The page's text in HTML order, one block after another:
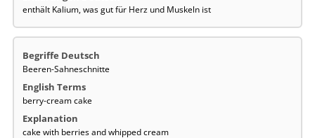
enthält Kalium, was gut für Herz und Muskeln ist
Beeren-Sahneschnitte
berry-cream cake
cake with berries and whipped cream